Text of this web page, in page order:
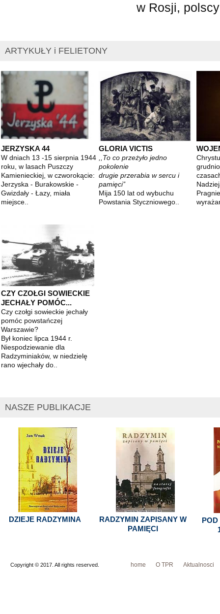
w Rosji,
ARTYKUŁY i FELIETONY
JERZYSKA 44
W dniach 13 -15 sierpnia 1944
roku, w lasach Puszczy
Kamienieckiej, w czworokącie:
Jerzyska - Burakowskie -
Gwizdały - Łazy, miała
miejsce..
GLORIA VICTIS
,,To co przeżyło jedno
pokolenie
drugie przerabia w sercu i
pamięci’’
Mija 150 lat od wybuchu
Powstania Styczniowego..
CZY CZOŁGI SOWIECKIE
JECHAŁY POMÓC...
Czy czołgi sowieckie jechały
pomóc powstańczej
Warszawie?
Był koniec lipca 1944 r.
Niespodziewanie dla
Radzyminiaków, w niedzielę
rano wjechały do..
NASZE PUBLIKACJE
DZIEJE RADZYMINA
RADZYMIN ZAPISANY W
PAMIĘCI
POD
Copyright © 2017. All rights reserved. home O TPR Aktualnosci